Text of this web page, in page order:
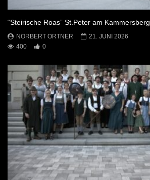
“Steirische Roas” St.Peter am Kammersberg
NORBERT ORTNER
21. JUNI 2026
400
0